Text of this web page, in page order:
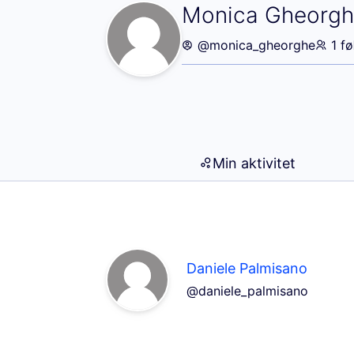
Monica
Følgere (Monica
@monica_gheorghe 1
Min aktivitet
Daniele Palmisano
@daniele_palmisano